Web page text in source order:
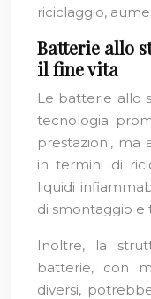
riciclaggio,
Batterie allo
il fine vita
Le batterie allo
tecnologia
prestazioni, ma
in termini di
liquidi
di smontaggio e
Inoltre, la
batterie, con
diversi,